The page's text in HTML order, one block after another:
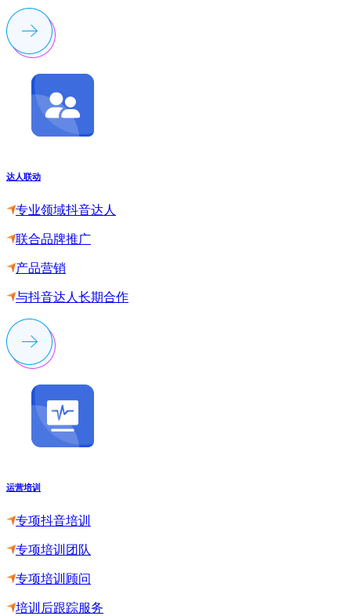
达人联动
专业领域抖音达人
联合品牌推广
产品营销
与抖音达人长期合作
运营培训
专项抖音培训
专项培训团队
专项培训顾问
培训后跟踪服务